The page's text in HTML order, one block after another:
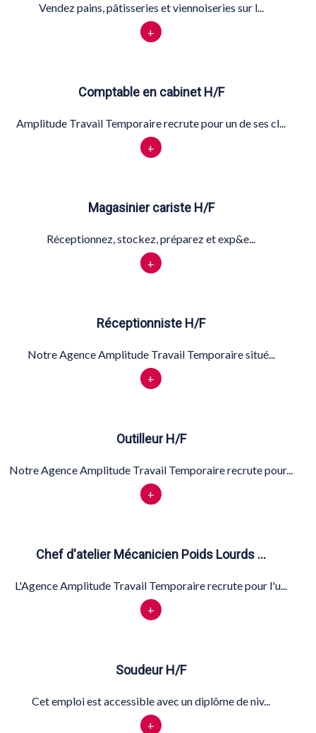
Vendez pains, pâtisseries et viennoiseries sur l...
+
Comptable en cabinet H/F
Amplitude Travail Temporaire recrute pour un de ses cl...
+
Magasinier cariste H/F
Réceptionnez, stockez, préparez et exp&e...
+
Réceptionniste H/F
Notre Agence Amplitude Travail Temporaire situé...
+
Outilleur H/F
Notre Agence Amplitude Travail Temporaire recrute pour...
+
Chef d'atelier Mécanicien Poids Lourds …
L'Agence Amplitude Travail Temporaire recrute pour l'u...
+
Soudeur H/F
Cet emploi est accessible avec un diplôme de niv...
+